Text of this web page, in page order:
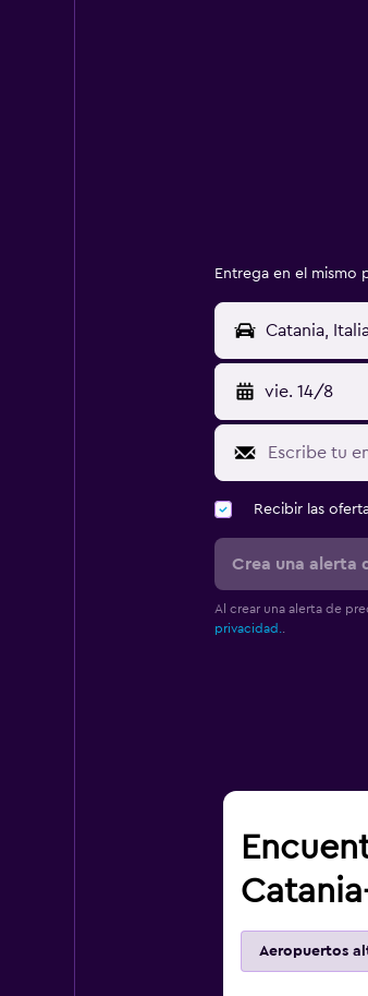
Entrega en el mismo
vie. 14/8
Recibir las
Crea una alerta
Al crear una alerta de
privacidad.
Aeropuertos